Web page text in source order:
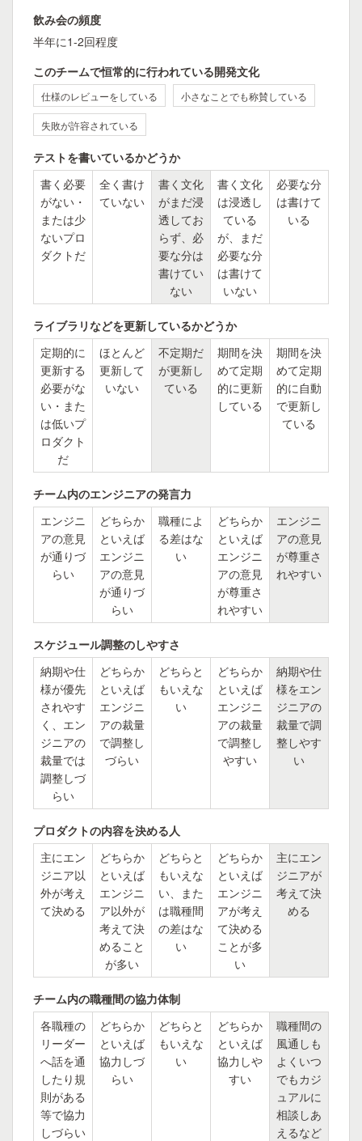
飲み会の頻度
半年に1-2回程度
このチームで恒常的に行われている開発文化
仕様のレビューをしている 小さなことでも称賛している
失敗が許容されている
テストを書いているかどうか
書く必要
がない・
または少
ないプロ
ダクトだ
全く書け
ていない
書く文化
がまだ浸
透してお
らず、必
要な分は
書けてい
ない
書く文化
は浸透し
ている
が、まだ
必要な分
は書けて
いない
必要な分
は書けて
いる
ライブラリなどを更新しているかどうか
定期的に
更新する
必要がな
い・また
は低いプ
ロダクト
だ
ほとんど
更新して
いない
不定期だ
が更新し
ている
期間を決
めて定期
的に更新
している
期間を決
めて定期
的に自動
で更新し
ている
チーム内のエンジニアの発言力
エンジニ
アの意見
が通りづ
らい
どちらか
といえば
エンジニ
アの意見
が通りづ
らい
職種によ
る差はな
い
どちらか
といえば
エンジニ
アの意見
が尊重さ
れやすい
エンジニ
アの意見
が尊重さ
れやすい
スケジュール調整のしやすさ
納期や仕
様が優先
されやす
く、エン
ジニアの
裁量では
調整しづ
らい
どちらか
といえば
エンジニ
アの裁量
で調整し
づらい
どちらと
もいえな
い
どちらか
といえば
エンジニ
アの裁量
で調整し
やすい
納期や仕
様をエン
ジニアの
裁量で調
整しやす
い
プロダクトの内容を決める人
主にエン
ジニア以
外が考え
て決める
どちらか
といえば
エンジニ
ア以外が
考えて決
めること
が多い
どちらと
もいえな
い、また
は職種間
の差はな
い
どちらか
といえば
エンジニ
アが考え
て決める
ことが多
い
主にエン
ジニアが
考えて決
める
チーム内の職種間の協力体制
各職種の
リーダー
へ話を通
したり規
則がある
等で協力
しづらい
どちらか
といえば
協力しづ
らい
どちらと
もいえな
い
どちらか
といえば
協力しや
すい
職種間の
風通しも
よくいつ
でもカジ
ュアルに
相談しあ
えるなど